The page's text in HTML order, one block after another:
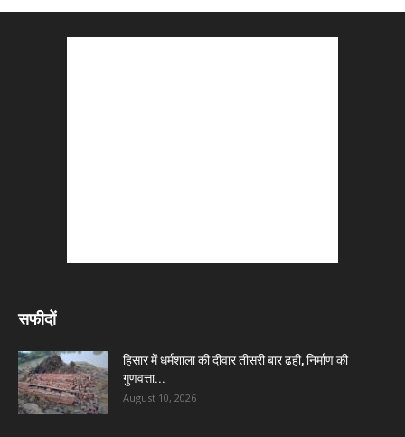
सफीदों
हिसार में धर्मशाला की दीवार तीसरी बार ढही, निर्माण की
गुणवत्ता...
August 10, 2026